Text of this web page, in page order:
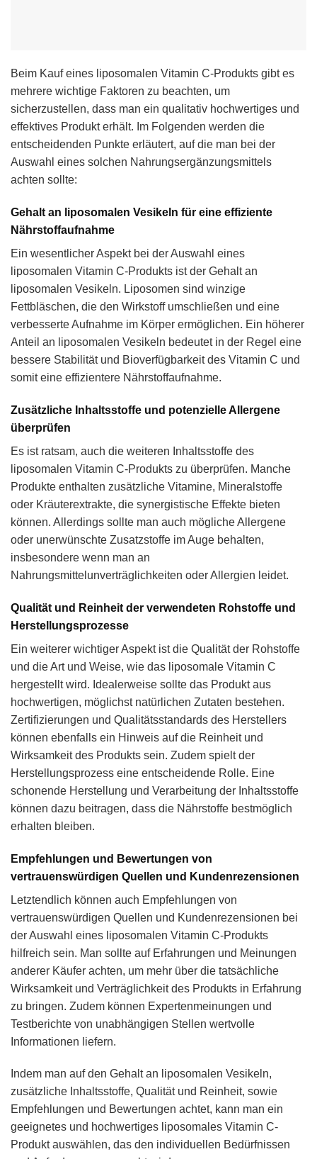
Beim Kauf eines liposomalen Vitamin C-Produkts gibt es
mehrere wichtige Faktoren zu beachten, um
sicherzustellen, dass man ein qualitativ hochwertiges und
effektives Produkt erhält. Im Folgenden werden die
entscheidenden Punkte erläutert, auf die man bei der
Auswahl eines solchen Nahrungsergänzungsmittels
achten sollte:
Gehalt an liposomalen Vesikeln für eine effiziente
Nährstoffaufnahme
Ein wesentlicher Aspekt bei der Auswahl eines
liposomalen Vitamin C-Produkts ist der Gehalt an
liposomalen Vesikeln. Liposomen sind winzige
Fettbläschen, die den Wirkstoff umschließen und eine
verbesserte Aufnahme im Körper ermöglichen. Ein höherer
Anteil an liposomalen Vesikeln bedeutet in der Regel eine
bessere Stabilität und Bioverfügbarkeit des Vitamin C und
somit eine effizientere Nährstoffaufnahme.
Zusätzliche Inhaltsstoffe und potenzielle Allergene
überprüfen
Es ist ratsam, auch die weiteren Inhaltsstoffe des
liposomalen Vitamin C-Produkts zu überprüfen. Manche
Produkte enthalten zusätzliche Vitamine, Mineralstoffe
oder Kräuterextrakte, die synergistische Effekte bieten
können. Allerdings sollte man auch mögliche Allergene
oder unerwünschte Zusatzstoffe im Auge behalten,
insbesondere wenn man an
Nahrungsmittelunverträglichkeiten oder Allergien leidet.
Qualität und Reinheit der verwendeten Rohstoffe und
Herstellungsprozesse
Ein weiterer wichtiger Aspekt ist die Qualität der Rohstoffe
und die Art und Weise, wie das liposomale Vitamin C
hergestellt wird. Idealerweise sollte das Produkt aus
hochwertigen, möglichst natürlichen Zutaten bestehen.
Zertifizierungen und Qualitätsstandards des Herstellers
können ebenfalls ein Hinweis auf die Reinheit und
Wirksamkeit des Produkts sein. Zudem spielt der
Herstellungsprozess eine entscheidende Rolle. Eine
schonende Herstellung und Verarbeitung der Inhaltsstoffe
können dazu beitragen, dass die Nährstoffe bestmöglich
erhalten bleiben.
Empfehlungen und Bewertungen von
vertrauenswürdigen Quellen und Kundenrezensionen
Letztendlich können auch Empfehlungen von
vertrauenswürdigen Quellen und Kundenrezensionen bei
der Auswahl eines liposomalen Vitamin C-Produkts
hilfreich sein. Man sollte auf Erfahrungen und Meinungen
anderer Käufer achten, um mehr über die tatsächliche
Wirksamkeit und Verträglichkeit des Produkts in Erfahrung
zu bringen. Zudem können Expertenmeinungen und
Testberichte von unabhängigen Stellen wertvolle
Informationen liefern.
Indem man auf den Gehalt an liposomalen Vesikeln,
zusätzliche Inhaltsstoffe, Qualität und Reinheit, sowie
Empfehlungen und Bewertungen achtet, kann man ein
geeignetes und hochwertiges liposomales Vitamin C-
Produkt auswählen, das den individuellen Bedürfnissen